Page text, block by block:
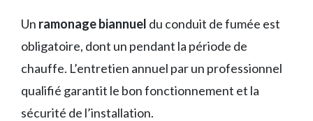
Un ramonage biannuel du conduit de fumée est
obligatoire, dont un pendant la période de
chauffe. L’entretien annuel par un professionnel
qualifié garantit le bon fonctionnement et la
sécurité de l’installation.